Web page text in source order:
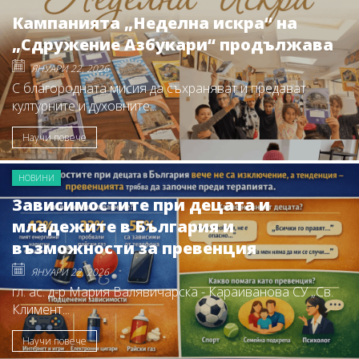
Кампанията „Неделна искра“ на
„Сдружение Азбукари“ продължава
ЯНУАРИ 22, 2026
С благородната мисия да съхраняват и предават
културните и духовните...
Научи повече
НОВИНИ
Зависимостите при децата и
младежите в България и
възможности за превенция
ЯНУАРИ 22, 2026
гл. ас. д-р Мария Валявичарска - Караиванова СУ „Св.
Климент...
Научи повече